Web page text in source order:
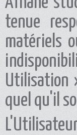
tenue
matériels
Utilisation
quel qu'il